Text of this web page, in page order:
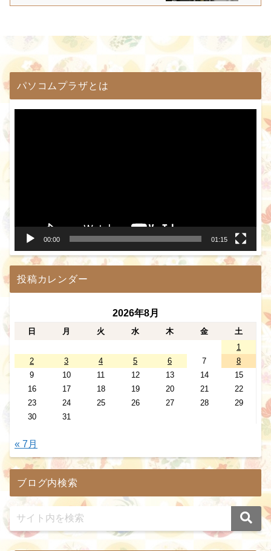
パソコムプラザとは
00:00 01:15
投稿カレンダー
2026年8月
日 月 火 水 木 金
土
1
2
3 4 5 6 7
8
9
10 11 12 13 14
15
16
17 18 19 20 21
22
23
24 25 26 27 28
29
30
31
« 7月
ブログ内検索